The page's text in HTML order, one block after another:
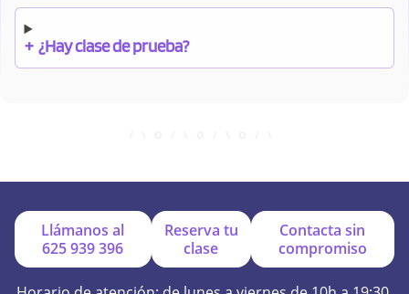
+ ¿Hay clase de prueba?
+ ¿Por qué online?
Llámanos al
625 939 396
Reserva tu
clase
Contacta sin
compromiso